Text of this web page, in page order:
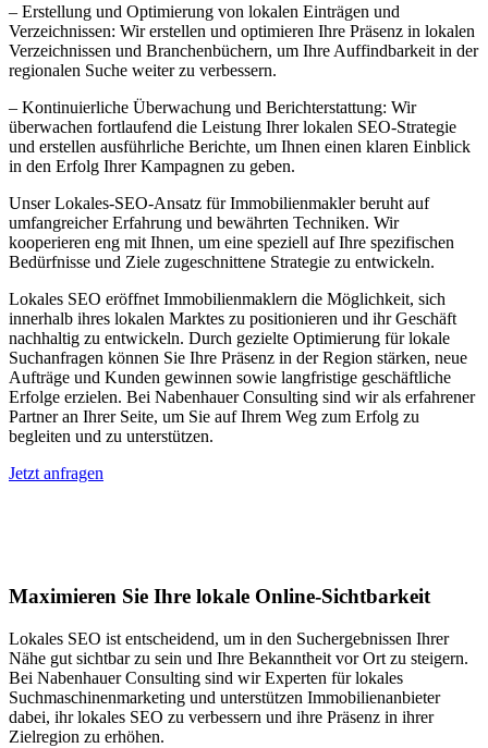
– Erstellung und Optimierung von lokalen Einträgen und
Verzeichnissen: Wir erstellen und optimieren Ihre Präsenz in lokalen
Verzeichnissen und Branchenbüchern, um Ihre Auffindbarkeit in der
regionalen Suche weiter zu verbessern.
– Kontinuierliche Überwachung und Berichterstattung: Wir
überwachen fortlaufend die Leistung Ihrer lokalen SEO-Strategie
und erstellen ausführliche Berichte, um Ihnen einen klaren Einblick
in den Erfolg Ihrer Kampagnen zu geben.
Unser Lokales-SEO-Ansatz für Immobilienmakler beruht auf
umfangreicher Erfahrung und bewährten Techniken. Wir
kooperieren eng mit Ihnen, um eine speziell auf Ihre spezifischen
Bedürfnisse und Ziele zugeschnittene Strategie zu entwickeln.
Lokales SEO eröffnet Immobilienmaklern die Möglichkeit, sich
innerhalb ihres lokalen Marktes zu positionieren und ihr Geschäft
nachhaltig zu entwickeln. Durch gezielte Optimierung für lokale
Suchanfragen können Sie Ihre Präsenz in der Region stärken, neue
Aufträge und Kunden gewinnen sowie langfristige geschäftliche
Erfolge erzielen. Bei Nabenhauer Consulting sind wir als erfahrener
Partner an Ihrer Seite, um Sie auf Ihrem Weg zum Erfolg zu
begleiten und zu unterstützen.
Jetzt anfragen
Maximieren Sie Ihre lokale Online-Sichtbarkeit
Lokales SEO ist entscheidend, um in den Suchergebnissen Ihrer
Nähe gut sichtbar zu sein und Ihre Bekanntheit vor Ort zu steigern.
Bei Nabenhauer Consulting sind wir Experten für lokales
Suchmaschinenmarketing und unterstützen Immobilienanbieter
dabei, ihr lokales SEO zu verbessern und ihre Präsenz in ihrer
Zielregion zu erhöhen.